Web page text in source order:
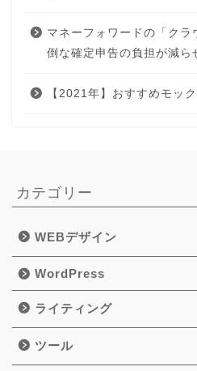
マネーフォワードの「クラ
倒な確定申告の負担が減ら
【2021年】おすすめモッ
カテゴリー
WEBデザイン
WordPress
ライティング
ツール